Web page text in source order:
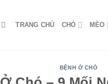
TRANG CHỦ CHÓ MÈO
BỆNH Ở CHÓ